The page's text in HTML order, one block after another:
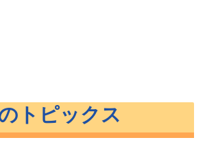
トピックス